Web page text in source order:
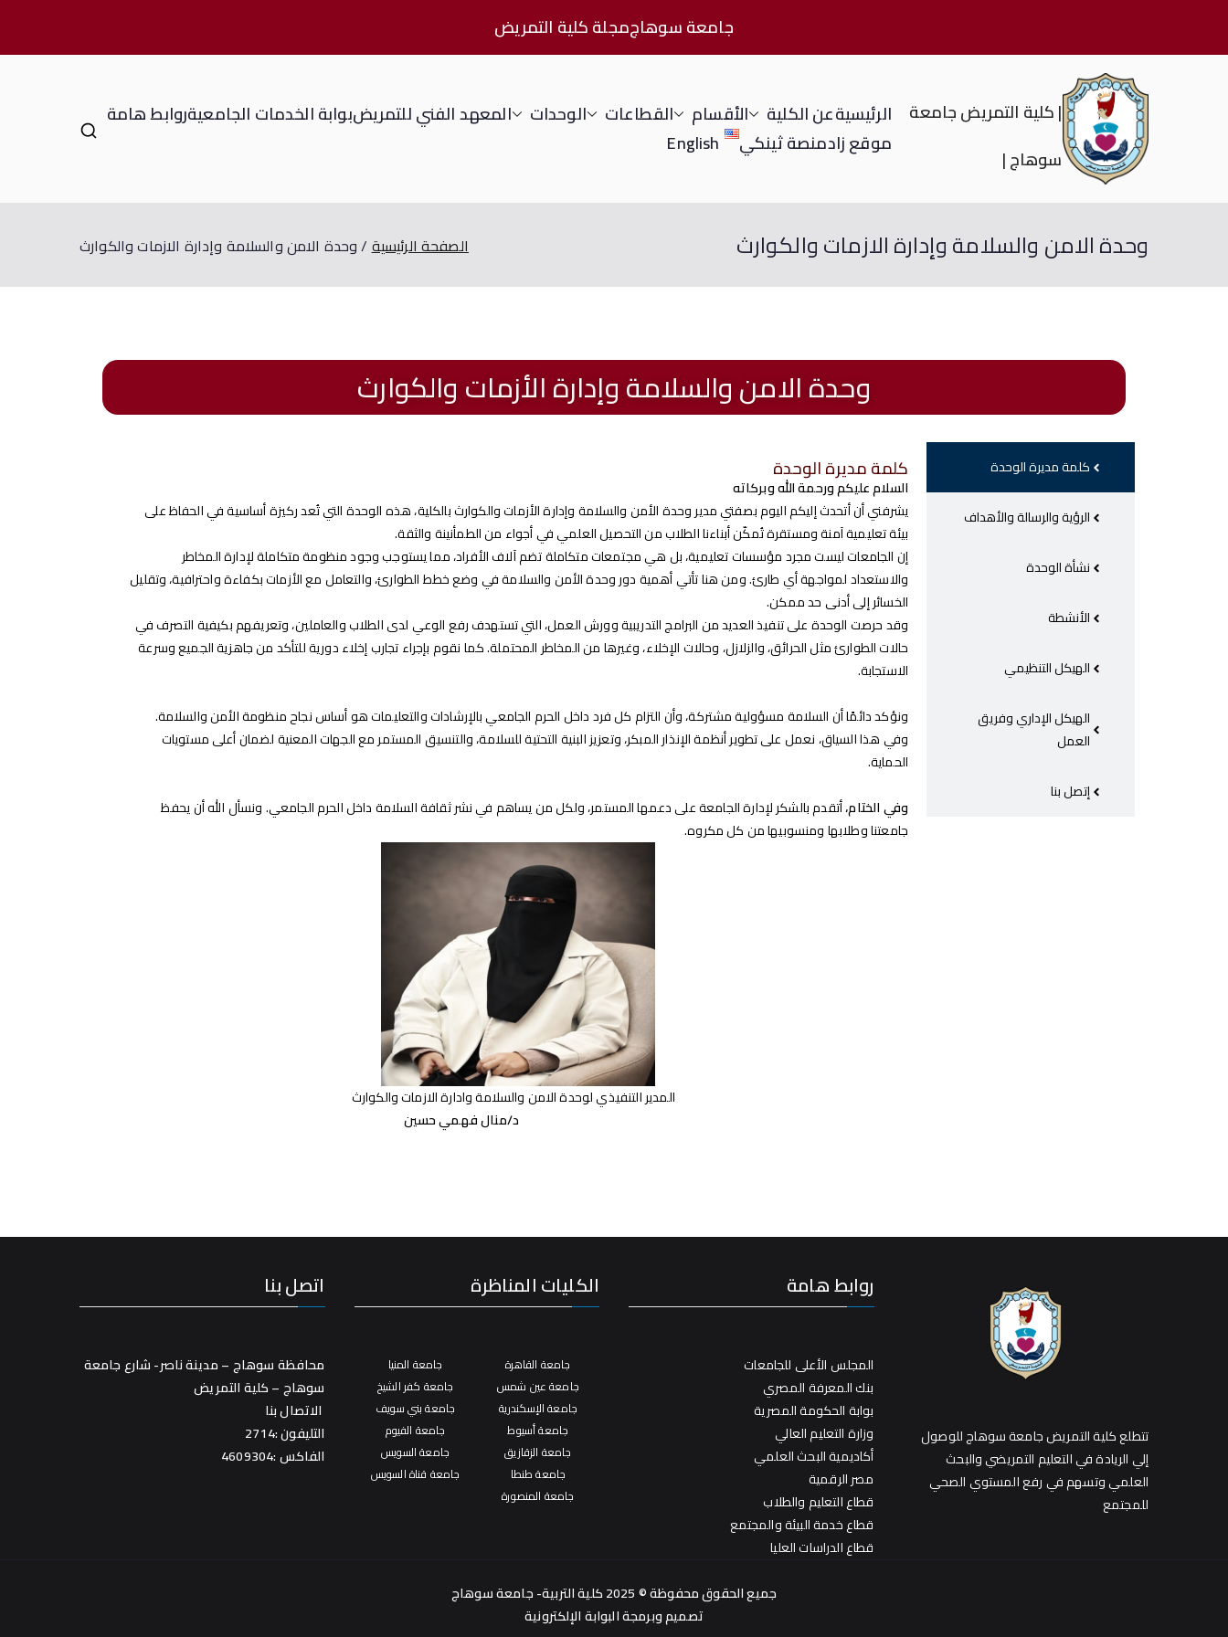
جامعة سوهاجمجلة كلية التمريض
| كلية التمريض جامعة
سوهاج |
الرئيسيةعن الكلية الأقسام القطاعات الوحدات المعهد الفني للتمريضبوابة الخدمات الجامعيةروابط هامة
موقع زادمنصة ثينكي English
وحدة الامن والسلامة وإدارة الازمات والكوارث الصفحة الرئيسية وحدة الامن والسلامة وإدارة الازمات والكوارث
وحدة الامن والسلامة وإدارة الأزمات والكوارث
كلمة مديرة الوحدة
الرؤية والرسالة والأهداف
نشأة الوحدة
الأنشطة
الهيكل التنظيمي
الهيكل الإداري وفريق
العمل
إتصل بنا
كلمة مديرة الوحدة
السلام عليكم ورحمة الله وبركاته
يشرفني أن أتحدث إليكم اليوم بصفتي مدير وحدة الأمن والسلامة وإدارة الأزمات والكوارث بالكلية، هذه الوحدة التي تُعد ركيزة أساسية في الحفاظ على
بيئة تعليمية آمنة ومستقرة تُمكّن أبناءنا الطلاب من التحصيل العلمي في أجواء من الطمأنينة والثقة.
إن الجامعات ليست مجرد مؤسسات تعليمية، بل هي مجتمعات متكاملة تضم آلاف الأفراد، مما يستوجب وجود منظومة متكاملة لإدارة المخاطر
والاستعداد لمواجهة أي طارئ. ومن هنا تأتي أهمية دور وحدة الأمن والسلامة في وضع خطط الطوارئ، والتعامل مع الأزمات بكفاءة واحترافية، وتقليل
الخسائر إلى أدنى حد ممكن.
وقد حرصت الوحدة على تنفيذ العديد من البرامج التدريبية وورش العمل، التي تستهدف رفع الوعي لدى الطلاب والعاملين، وتعريفهم بكيفية التصرف في
حالات الطوارئ مثل الحرائق، والزلازل، وحالات الإخلاء، وغيرها من المخاطر المحتملة. كما نقوم بإجراء تجارب إخلاء دورية للتأكد من جاهزية الجميع وسرعة
الاستجابة.
ونؤكد دائمًا أن السلامة مسؤولية مشتركة، وأن التزام كل فرد داخل الحرم الجامعي بالإرشادات والتعليمات هو أساس نجاح منظومة الأمن والسلامة.
وفي هذا السياق، نعمل على تطوير أنظمة الإنذار المبكر، وتعزيز البنية التحتية للسلامة، والتنسيق المستمر مع الجهات المعنية لضمان أعلى مستويات
الحماية.
وفي الختام،أتقدم بالشكر لإدارة الجامعة على دعمها المستمر، ولكل من يساهم في نشر ثقافة السلامة داخل الحرم الجامعي. ونسأل الله أن يحفظ
جامعتنا وطلابها ومنسوبيها من كل مكروه.
المدير التنفيذي لوحدة الامن والسلامة وادارة الازمات والكوارث
د/منال فهمي حسين
تتطلع كلية التمريض جامعة سوهاج للوصول
إلي الريادة في التعليم التمريضي والبحث
العلمي وتسهم في رفع المستوي الصحي
للمجتمع
روابط هامة
المجلس الأعلى للجامعات
بنك المعرفة المصري
بوابة الحكومة المصرية
وزارة التعليم العالي
أكاديمية البحث العلمي
مصر الرقمية
قطاع التعليم والطلاب
قطاع خدمة البيئة والمجتمع
قطاع الدراسات العليا
الكليات المناظرة
جامعة القاهرة
جامعة عين شمس
جامعة الإسكندرية
جامعة أسيوط
جامعة الزقازيق
جامعة طنطا
جامعة المنصورة
جامعة المنيا
جامعة كفر الشيخ
جامعة بني سويف
جامعة الفيوم
جامعة السويس
جامعة قناة السويس
اتصل بنا
محافظة سوهاج – مدينة ناصر- شارع جامعة
سوهاج – كلية التمريض
الاتصال بنا
التليفون :2714
الفاكس :4609304
جميع الحقوق محفوظة © 2025 كلية التربية- جامعة سوهاج
تصميم وبرمجةالبوابة الإلكترونية